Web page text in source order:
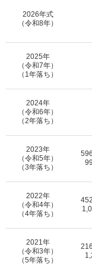
2026年式
（令和8年）
2025年
（令和7年）
（1年落ち）
2024年
（令和6年）
（2年落ち）
2023年
（令和5年）
（3年落ち）
2022年
（令和4年）
（4年落ち）
2021年
（令和3年）
（5年落ち）